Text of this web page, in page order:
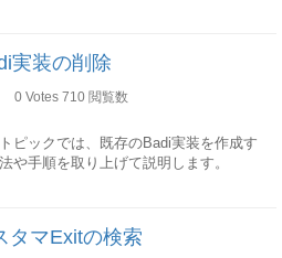
でBAdiビルダ画面を開き、BAdi定義名
して照会ボタンを押下
定義照会画面表示
れたBAdi定義の照会画面が表示されま
照会機能を選択
実装の削除
0 Votes 710 閲覧数
ピックでは、既存のBadi実装を作成す
や手順を取り上げて説明します。
でBAdiビルダ画面を開き、BAdi定義名
して照会ボタンを押下
タマExitの検索